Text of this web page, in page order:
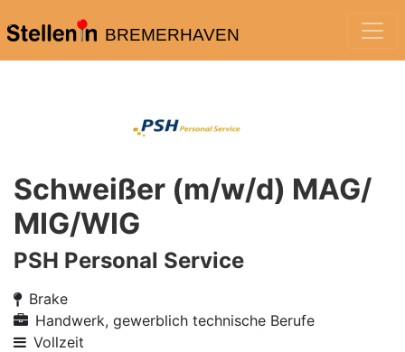
BREMERHAVEN
Schweißer (m/w/d) MAG/
MIG/WIG
PSH Personal Service
Brake
Handwerk, gewerblich technische Berufe
Vollzeit